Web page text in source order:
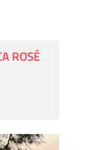
ROSÉ